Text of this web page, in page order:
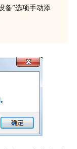
备”选项手动添